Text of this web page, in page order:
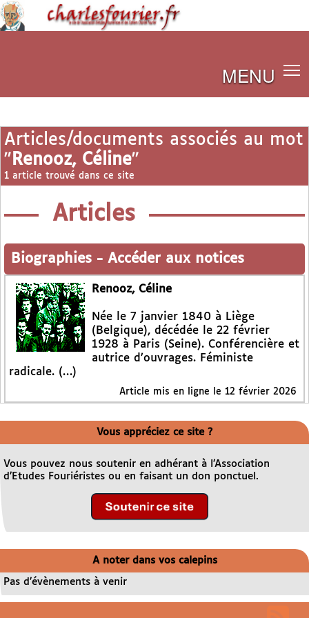
MENU
Articles/documents associés au mot
" Renooz, Céline"
1 article trouvé dans ce site
Articles
Biographies - Accéder aux notices
Renooz, Céline
Née le 7 janvier 1840 à Liège
(Belgique), décédée le 22 février
1928 à Paris (Seine). Conférencière et
autrice d’ouvrages. Féministe
radicale. (…)
Article mis en ligne le 12 février 2026
Vous appréciez ce site ?
Vous pouvez nous soutenir en adhérant à l’Association
d’Etudes Fouriéristes ou en faisant un don ponctuel.
A noter dans vos calepins
Pas d’évènements à venir